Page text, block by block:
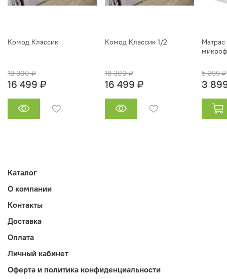
Комод Классик
18 300 ₽
16 499 ₽
Комод Классик 1/2
18 300 ₽
16 499 ₽
5 399 ₽
3
Каталог
О компании
Контакты
Доставка
Оплата
Личный кабинет
Оферта и политика конфиденциальности